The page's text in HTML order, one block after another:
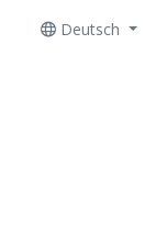
Deutsch